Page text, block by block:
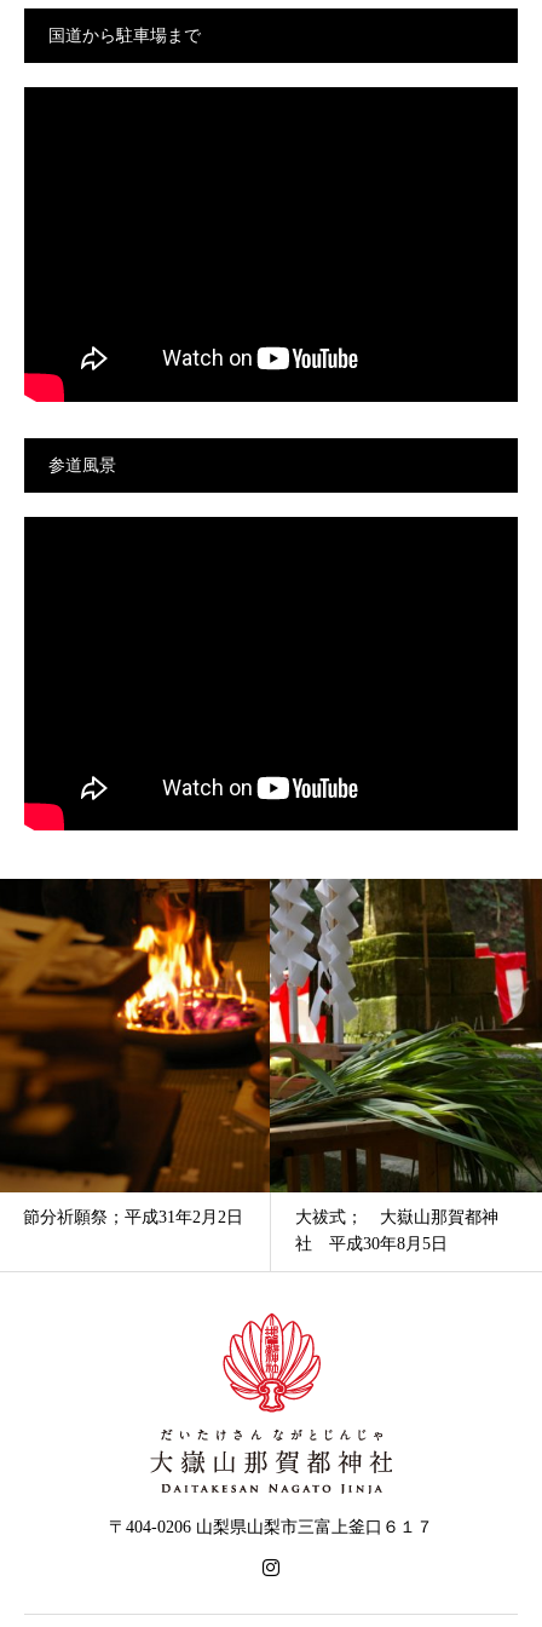
国道から駐車場まで
参道風景
節分祈願祭；平成31年2月2日
大祓式； 大嶽山那賀都神
社 平成30年8月5日
〒404-0206 山梨県山梨市三富上釜口６１７